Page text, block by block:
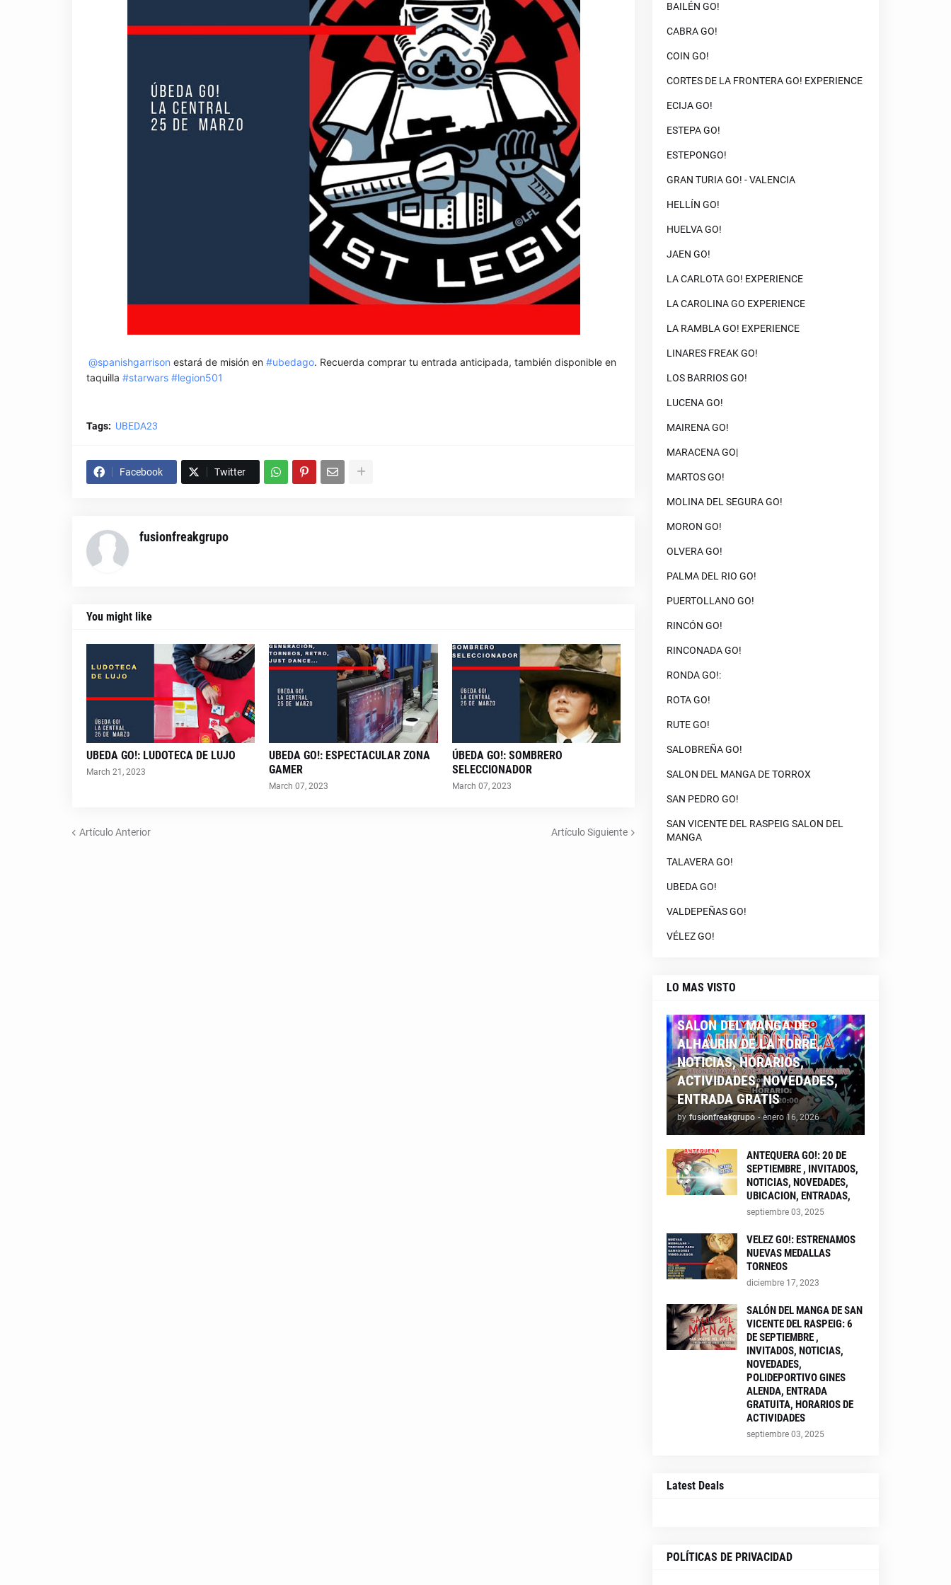
@spanishgarrison estará de misión en #ubedago. Recuerda comprar tu entrada anticipada, también disponible en
taquilla #starwars #legion501
Tags: UBEDA23
Facebook Twitter
fusionfreakgrupo
You might like
UBEDA GO!: LUDOTECA DE LUJO
March 21, 2023
UBEDA GO!: ESPECTACULAR ZONA
GAMER
March 07, 2023
ÚBEDA GO!: SOMBRERO
SELECCIONADOR
March 07, 2023
Artículo Anterior Artículo Siguiente
BAILÉN GO!
CABRA GO!
COIN GO!
CORTES DE LA FRONTERA GO! EXPERIENCE
ECIJA GO!
ESTEPA GO!
ESTEPONGO!
GRAN TURIA GO! - VALENCIA
HELLÍN GO!
HUELVA GO!
JAEN GO!
LA CARLOTA GO! EXPERIENCE
LA CAROLINA GO EXPERIENCE
LA RAMBLA GO! EXPERIENCE
LINARES FREAK GO!
LOS BARRIOS GO!
LUCENA GO!
MAIRENA GO!
MARACENA GO|
MARTOS GO!
MOLINA DEL SEGURA GO!
MORON GO!
OLVERA GO!
PALMA DEL RIO GO!
PUERTOLLANO GO!
RINCÓN GO!
RINCONADA GO!
RONDA GO!:
ROTA GO!
RUTE GO!
SALOBREÑA GO!
SALON DEL MANGA DE TORROX
SAN PEDRO GO!
SAN VICENTE DEL RASPEIG SALON DEL
MANGA
TALAVERA GO!
UBEDA GO!
VALDEPEÑAS GO!
VÉLEZ GO!
LO MAS VISTO
SALON DEL MANGA DE
ALHAURIN DE LA TORRE,
NOTICIAS, HORARIOS,
ACTIVIDADES, NOVEDADES,
ENTRADA GRATIS
by fusionfreakgrupo - enero 16, 2026
ANTEQUERA GO!: 20 DE
SEPTIEMBRE , INVITADOS,
NOTICIAS, NOVEDADES,
UBICACION, ENTRADAS,
septiembre 03, 2025
VELEZ GO!: ESTRENAMOS
NUEVAS MEDALLAS
TORNEOS
diciembre 17, 2023
SALÓN DEL MANGA DE SAN
VICENTE DEL RASPEIG: 6
DE SEPTIEMBRE ,
INVITADOS, NOTICIAS,
NOVEDADES,
POLIDEPORTIVO GINES
ALENDA, ENTRADA
GRATUITA, HORARIOS DE
ACTIVIDADES
septiembre 03, 2025
Latest Deals
POLÍTICAS DE PRIVACIDAD